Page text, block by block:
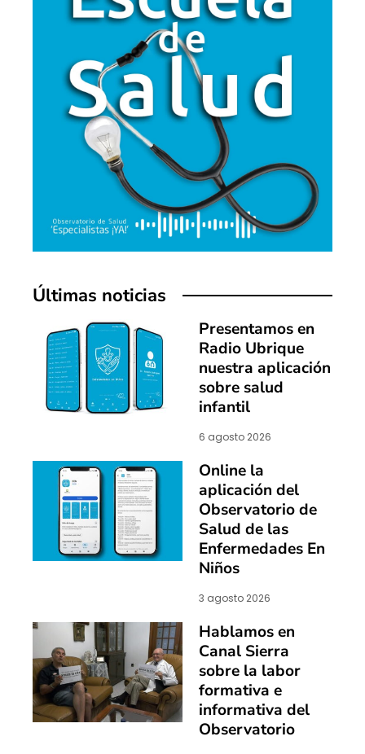
Últimas noticias
Presentamos en
Radio Ubrique
nuestra aplicación
sobre salud
infantil
6 agosto 2026
Online la
aplicación del
Observatorio de
Salud de las
Enfermedades En
Niños
3 agosto 2026
Hablamos en
Canal Sierra
sobre la labor
formativa e
informativa del
Observatorio